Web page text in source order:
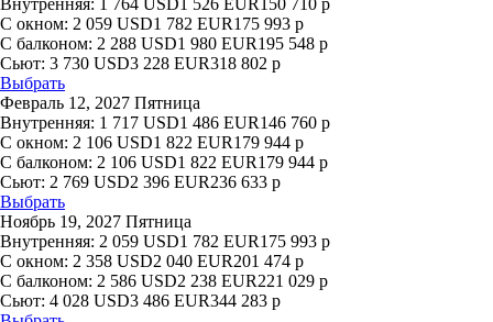
С окном: 2 059 USD1 782 EUR175 993 р
С балконом: 2 288 USD1 980 EUR195 548 р
Сьют: 3 730 USD3 228 EUR318 802 р
Выбрать
Февраль 12, 2027 Пятница
Внутренняя: 1 717 USD1 486 EUR146 760 р
С окном: 2 106 USD1 822 EUR179 944 р
С балконом: 2 106 USD1 822 EUR179 944 р
Сьют: 2 769 USD2 396 EUR236 633 р
Выбрать
Ноябрь 19, 2027 Пятница
Внутренняя: 2 059 USD1 782 EUR175 993 р
С окном: 2 358 USD2 040 EUR201 474 р
С балконом: 2 586 USD2 238 EUR221 029 р
Сьют: 4 028 USD3 486 EUR344 283 р